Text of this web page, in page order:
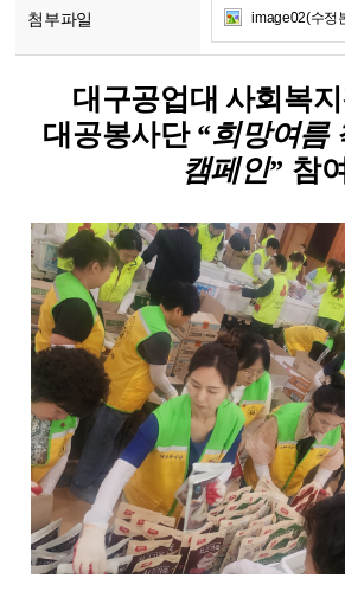
첨부파일 image02(수정
대구공업대 사회복
대공봉사단 “희망여름
캠페인” 참여